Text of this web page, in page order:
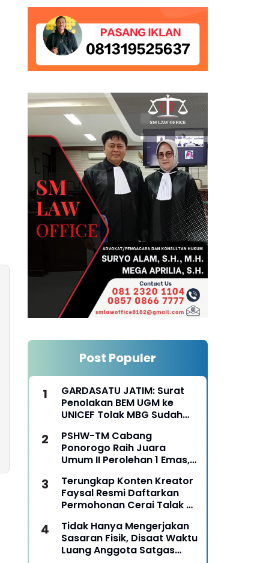
Post Populer
GARDASATU JATIM: Surat
Penolakan BEM UGM ke
UNICEF Tolak MBG Sudah
PSHW-TM Cabang
Ponorogo Raih Juara
Umum II Perolehan 1 Emas,
pada Kejurkab IPSI
Ponorogo Tahun 2026
Terungkap Konten Kreator
Faysal Resmi Daftarkan
Permohonan Cerai Talak Di
Ponorogo
Tidak Hanya Mengerjakan
Sasaran Fisik, Disaat Waktu
Luang Anggota Satgas